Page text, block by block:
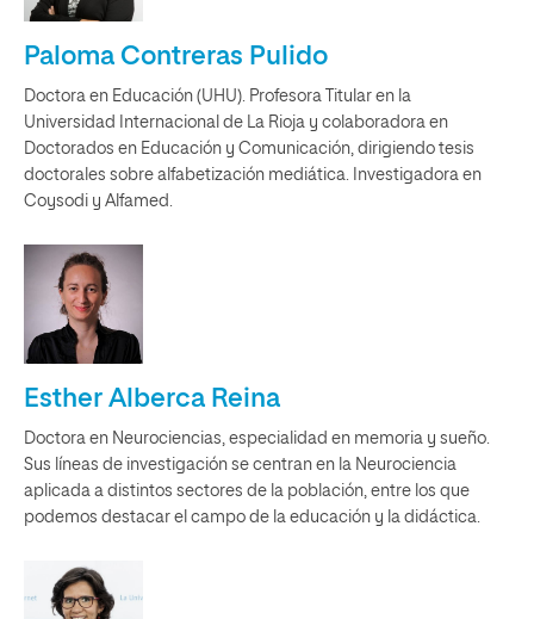
Paloma Contreras Pulido
Doctora en Educación (UHU). Profesora Titular en la
Universidad Internacional de La Rioja y colaboradora en
Doctorados en Educación y Comunicación, dirigiendo tesis
doctorales sobre alfabetización mediática. Investigadora en
Coysodi y Alfamed.
Esther Alberca Reina
Doctora en Neurociencias, especialidad en memoria y sueño.
Sus líneas de investigación se centran en la Neurociencia
aplicada a distintos sectores de la población, entre los que
podemos destacar el campo de la educación y la didáctica.